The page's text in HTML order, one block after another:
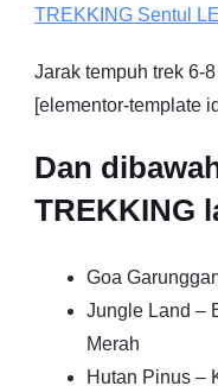
TREKKING Sentul
Jarak tempuh trek 6-
[elementor-template
Dan
TREKKING
Goa
Jungle Land –
Merah
Hutan Pinus –